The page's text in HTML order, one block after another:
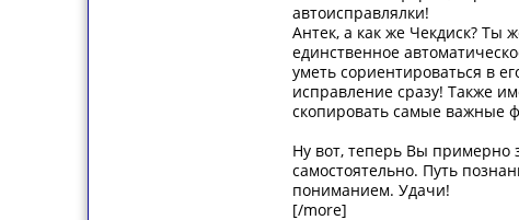
автоисправлялки!
Антек, а как же Чекдиск? Ты
единственное
уметь сориентироваться в
исправление сразу! Также
скопировать самые важные
Ну вот, теперь Вы примерно
самостоятельно. Путь
пониманием. Удачи!
[/more]